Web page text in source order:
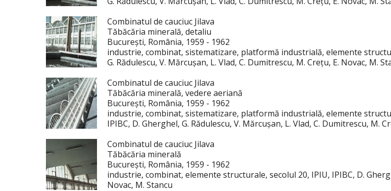
Combinatul de cauciuc Jilava
Tăbăcăria minerală, detaliu
București, România, 1959 - 1962
industrie, combinat, sistematizare, platformă industrială, elemente
G. Rădulescu, V. Mărcușan, L. Vlad, C. Dumitrescu, M. Crețu, E. Novac, M.
Combinatul de cauciuc Jilava
Tăbăcăria minerală, vedere aeriană
București, România, 1959 - 1962
industrie, combinat, sistematizare, platformă industrială, elemente
IPIBC, D. Gherghel, G. Rădulescu, V. Mărcușan, L. Vlad, C. Dumitrescu, M.
Combinatul de cauciuc Jilava
Tăbăcăria minerală
București, România, 1959 - 1962
industrie, combinat, elemente structurale, secolul 20, IPIU, IPIBC, D.
Novac, M. Stancu